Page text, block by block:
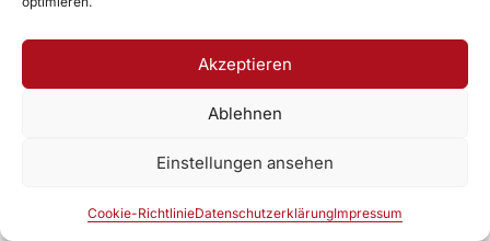
Akzeptieren
Ablehnen
Einstellungen ansehen
Cookie-RichtlinieDatenschutzerklärungImpressum
Zur DAV Webseite